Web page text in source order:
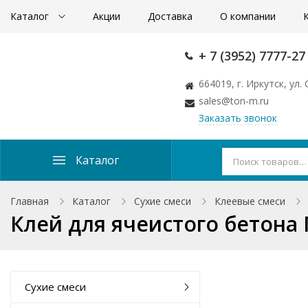
Каталог Акции Доставка О компании
+ 7 (3952) 7777-27
664019, г. Иркутск,
sales@ton-m.ru
Заказать звонок
Каталог
Главная Каталог Сухие смеси Клеевые смеси
Клей для ячеистого бетона
Сухие смеси